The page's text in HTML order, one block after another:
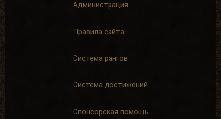
Администрация
Правила сайта
Система рангов
Система достижений
Спонсорская помощь